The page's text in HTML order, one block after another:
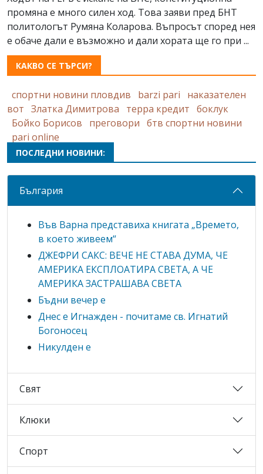
промяна е много силен ход. Това заяви пред БНТ
политологът Румяна Коларова. Въпросът според нея
е обаче дали е възможно и дали хората ще го при ...
КАКВО СЕ ТЪРСИ?
спортни новини пловдив barzi pari
наказателен
вот Златка Димитрова терра кредит боклук
Бойко Борисов
преговори бтв спортни новини
pari online
ПОСЛЕДНИ НОВИНИ:
България
Във Варна представиха книгата „Времето,
в което живеем“
ДЖЕФРИ САКС: ВЕЧЕ НЕ СТАВА ДУМА, ЧЕ
АМЕРИКА ЕКСПЛОАТИРА СВЕТА, А ЧЕ
АМЕРИКА ЗАСТРАШАВА СВЕТА
Бъдни вечер е
Днес е Игнажден - почитаме св. Игнатий
Богоносец
Никулден е
Свят
Клюки
Спорт